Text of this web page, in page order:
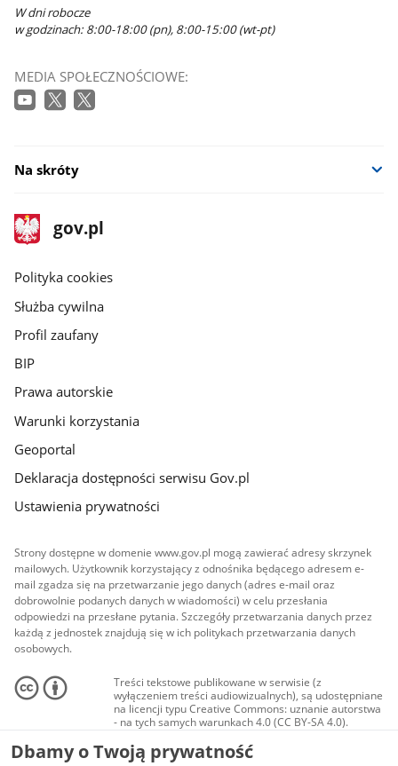
W dni robocze
w godzinach: 8:00-18:00 (pn), 8:00-15:00 (wt-pt)
MEDIA SPOŁECZNOŚCIOWE:
Na skróty
stopka
gov.pl
Strona
gov.pl
gov.pl
Polityka cookies
Służba cywilna
Profil zaufany
BIP
Prawa autorskie
Warunki korzystania
Geoportal
Deklaracja dostępności serwisu Gov.pl
Ustawienia prywatności
Strony dostępne w domenie www.gov.pl mogą zawierać adresy skrzynek
mailowych. Użytkownik korzystający z odnośnika będącego adresem e-
mail zgadza się na przetwarzanie jego danych (adres e-mail oraz
dobrowolnie podanych danych w wiadomości) w celu przesłania
odpowiedzi na przesłane pytania. Szczegóły przetwarzania danych przez
każdą z jednostek znajdują się w ich politykach przetwarzania danych
osobowych.
Treści tekstowe publikowane w serwisie (z
wyłączeniem treści audiowizualnych), są udostępniane
na licencji typu Creative Commons: uznanie autorstwa
- na tych samych warunkach 4.0 (CC BY-SA 4.0).
Materiały audiowizualne, w tym zdjęcia, materiały
audio i wideo, są udostępniane na licencji typu
Creative Commons: uznanie autorstwa użycie
Dbamy o Twoją prywatność